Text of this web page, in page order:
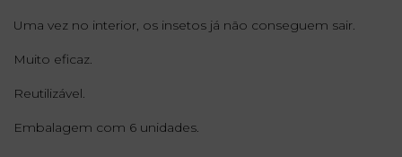
Uma vez no interior, os insetos já não conseguem sair.
Muito eficaz.
Reutilizável.
Embalagem com 6 unidades.